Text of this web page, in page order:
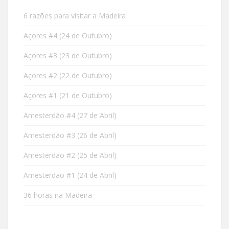
6 razões para visitar a Madeira
Açores #4 (24 de Outubro)
Açores #3 (23 de Outubro)
Açores #2 (22 de Outubro)
Açores #1 (21 de Outubro)
Amesterdão #4 (27 de Abril)
Amesterdão #3 (26 de Abril)
Amesterdão #2 (25 de Abril)
Amesterdão #1 (24 de Abril)
36 horas na Madeira